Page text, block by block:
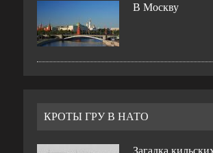
В Москву
КРОТЫ ГРУ В НАТО
Загадка